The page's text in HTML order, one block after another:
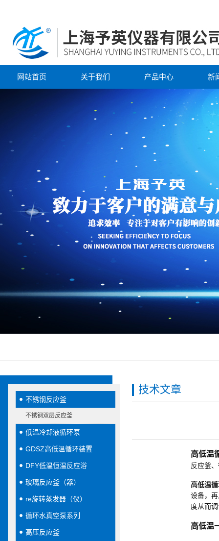
网站首页 关于我们 产品中心 新
不锈钢反应釜
不锈钢双层反应釜
低温冷却液循环泵
GDSZ高低温循环装置
DFY低温恒温反应浴
玻璃反应釜（器）
re旋转蒸发器（仪）
循环水真空泵系列
高压反应釜
技术文章
高低温
反应釜
高低温
设备，
度从而
高低温